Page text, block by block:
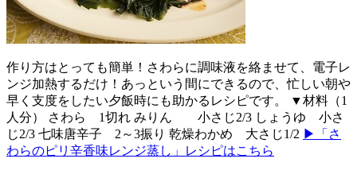
作り方はとっても簡単！さわらに調味液を絡ませて、電子レ
ンジ加熱するだけ！あっという間にできるので、忙しい朝や
早く支度をしたい夕飯時にも助かるレシピです。 ▼材料（1
人分） さわら 1切れ みりん 小さじ2/3 しょうゆ 小さ
じ2/3 七味唐辛子 2～3振り 乾燥わかめ 大さじ1/2 ▶「さ
わらのピリ辛香味レンジ蒸し」レシピはこちら